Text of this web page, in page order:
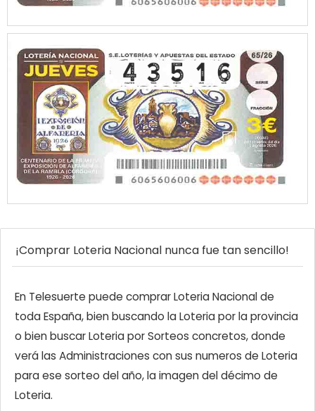
¡Comprar Loteria Nacional nunca fue tan sencillo!
En Telesuerte puede comprar Loteria Nacional de
toda España, bien buscando la Loteria por la provincia
o bien buscar Loteria por Sorteos concretos, donde
verá las Administraciones con sus numeros de Loteria
para ese sorteo del año, la imagen del décimo de
Loteria.